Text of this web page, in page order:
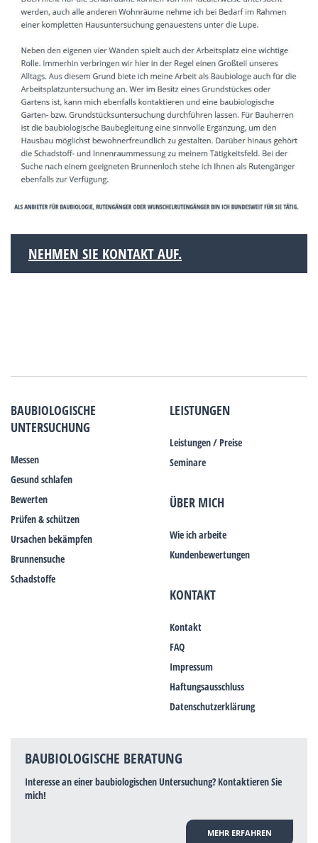
NEHMEN SIE KONTAKT AUF.
BAUBIOLOGISCHE
UNTERSUCHUNG
Messen
Gesund schlafen
Bewerten
Prüfen & schützen
Ursachen bekämpfen
Brunnensuche
Schadstoffe
LEISTUNGEN
Leistungen / Preise
Seminare
ÜBER MICH
Wie ich arbeite
Kundenbewertungen
KONTAKT
Kontakt
FAQ
Impressum
Haftungsausschluss
Datenschutzerklärung
BAUBIOLOGISCHE BERATUNG
Interesse an einer baubiologischen Untersuchung? Kontaktieren Sie
mich!
MEHR ERFAHREN